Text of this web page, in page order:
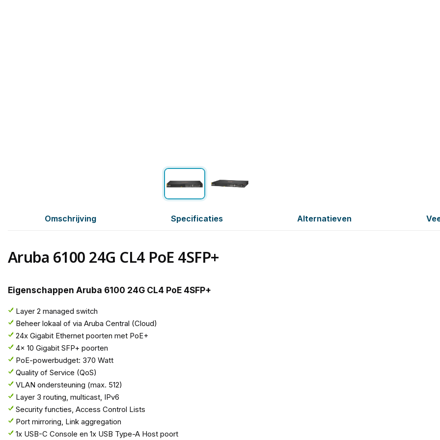
Omschrijving Specificaties Alternatieven
Aruba 6100 24G CL4 PoE 4SFP+
Eigenschappen Aruba 6100 24G CL4 PoE 4SFP+
Layer 2 managed switch
Beheer lokaal of via Aruba Central (Cloud)
24x Gigabit Ethernet poorten met PoE+
4x 10 Gigabit SFP+ poorten
PoE-powerbudget: 370 Watt
Quality of Service (QoS)
VLAN ondersteuning (max. 512)
Layer 3 routing, multicast, IPv6
Security functies, Access Control Lists
Port mirroring, Link aggregation
1x USB-C Console en 1x USB Type-A Host poort